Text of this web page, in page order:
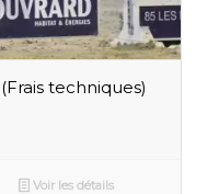
(Frais techniques)
Voir les détails